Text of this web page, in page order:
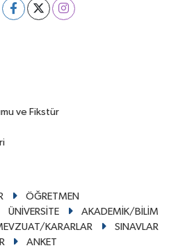
ve Fikstür
ÖĞRETMEN
ÜNİVERSİTE
AKADEMİK/BİLİM
KARARLAR
SINAVLAR
ANKET